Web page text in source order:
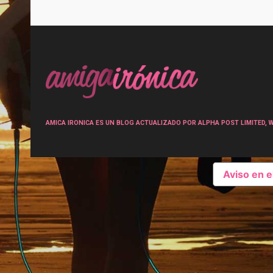
AMICA IRONICA ES UN BLOG ACTUALIZADO POR ALPHA POST
Aviso en